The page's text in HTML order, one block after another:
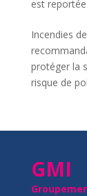
est
Incendies
protéger la
risque de
GMI